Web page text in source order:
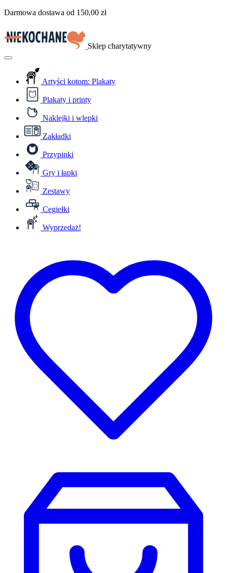
Przejdź
treści
Darmowa dostawa od 150,00 zł
Sklep charytatywny
Menu
Artyści kotom: Plakaty
Plakaty i printy
Naklejki i wlepki
Zakładki
Przypinki
Gry i łapki
Zestawy
Cegiełki
Wyprzedaż!